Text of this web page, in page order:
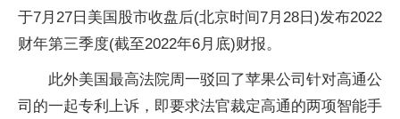
于7月27日美国股市收盘后(北京时间7月28日)发布2022
财年第三季度(截至2022年6月底)财报。
此外美国最高法院周一驳回了苹果公司针对高通公
司的一起专利上诉，即要求法官裁定高通的两项智能手